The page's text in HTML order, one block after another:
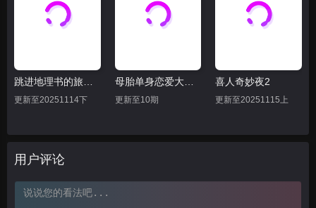
20250818上 20250818下 20250819
20250829下 20250829上 20250830
20250905上
更新至20251114下
母胎单身恋爱大作战
更新至10期
喜人奇妙夜2
更新至20251115上
用户评论